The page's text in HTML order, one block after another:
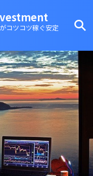
コツコツ稼ぐ安定